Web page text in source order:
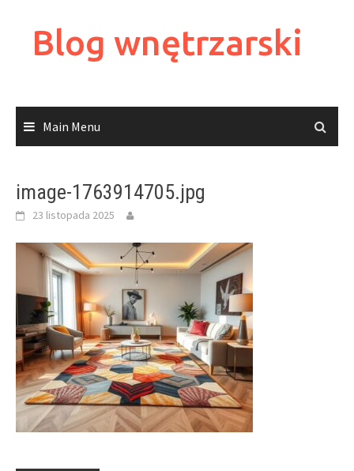
contentBlog wnętrzarski
Main Menu
image-1763914705.jpg
23 listopada 2025